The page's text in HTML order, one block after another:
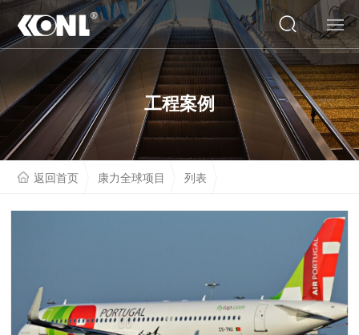
网站首页
关于我们
产品系列
联系我们
工程案例
返回首页 康力全球项目 列表